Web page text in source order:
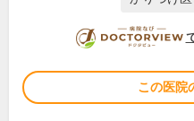
この医院